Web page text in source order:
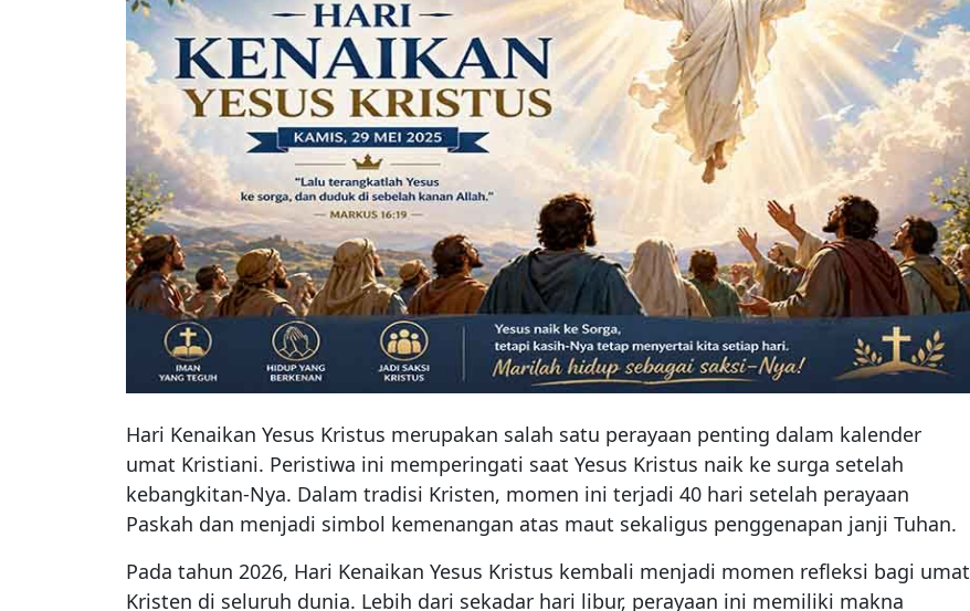
Hari Kenaikan Yesus Kristus merupakan salah satu perayaan penting dalam kalender
umat Kristiani. Peristiwa ini memperingati saat Yesus Kristus naik ke surga setelah
kebangkitan-Nya. Dalam tradisi Kristen, momen ini terjadi 40 hari setelah perayaan
Paskah dan menjadi simbol kemenangan atas maut sekaligus penggenapan janji Tuhan.
Pada tahun 2026, Hari Kenaikan Yesus Kristus kembali menjadi momen refleksi bagi umat
Kristen di seluruh dunia. Lebih dari sekadar hari libur, perayaan ini memiliki makna